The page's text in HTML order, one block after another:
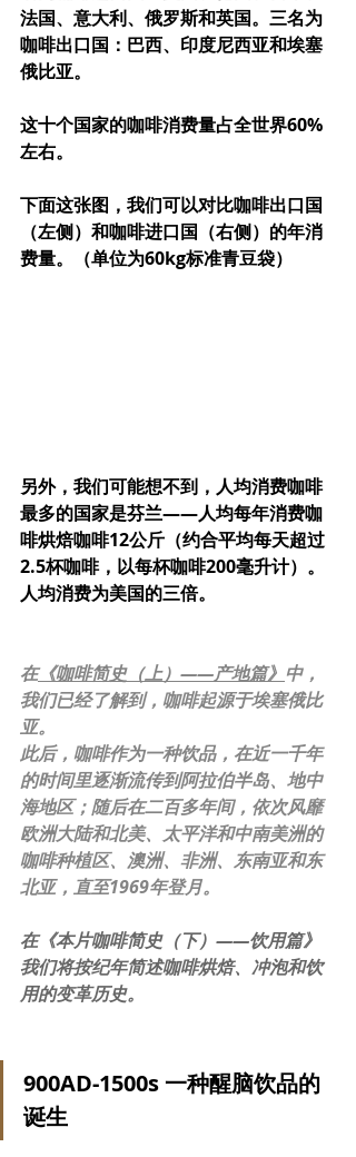
法国、意大利、俄罗斯和英国。三名为
咖啡出口国：巴西、印度尼西亚和埃塞
俄比亚。
这十个国家的咖啡消费量占全世界60%
左右。
下面这张图，我们可以对比咖啡出口国
（左侧）和咖啡进口国（右侧）的年消
费量。（单位为60kg标准青豆袋）
另外，我们可能想不到，人均消费咖啡
最多的国家是芬兰——人均每年消费咖
啡烘焙咖啡12公斤（约合平均每天超过
2.5杯咖啡，以每杯咖啡200毫升计）。
人均消费为美国的三倍。
在《咖啡简史（上）——产地篇》 中，
我们已经了解到，咖啡起源于埃塞俄比
亚。
此后，咖啡作为一种饮品，在近一千年
的时间里逐渐流传到阿拉伯半岛、地中
海地区；随后在二百多年间，依次风靡
欧洲大陆和北美、太平洋和中南美洲的
咖啡种植区、澳洲、非洲、东南亚和东
北亚，直至1969年登月。
在《本片咖啡简史（下）——饮用篇》
我们将按纪年简述咖啡烘焙、冲泡和饮
用的变革历史。
900AD-1500s 一种醒脑饮品的
诞生